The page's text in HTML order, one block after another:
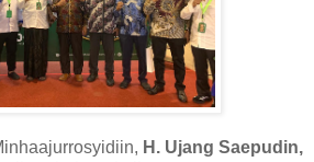
H. Ujang Saepudin,